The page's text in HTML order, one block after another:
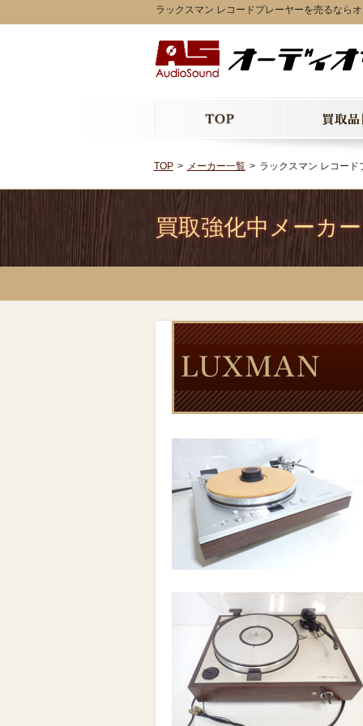
ラックスマン レコードプレーヤーを売るなら
TOP メーカー一覧 ラックスマン レコード
買取強化中メーカー